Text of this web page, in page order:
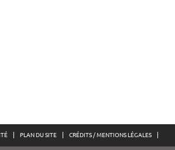
PLAN DU SITE CRÉDITS / MENTIONS LÉGALES